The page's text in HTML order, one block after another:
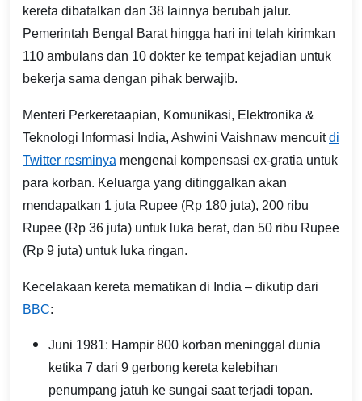
kereta dibatalkan dan 38 lainnya berubah jalur.
Pemerintah Bengal Barat hingga hari ini telah kirimkan
110 ambulans dan 10 dokter ke tempat kejadian untuk
bekerja sama dengan pihak berwajib.
Menteri Perkeretaapian, Komunikasi, Elektronika &
Teknologi Informasi India, Ashwini Vaishnaw mencuitdi
Twitter resminya mengenai kompensasi ex-gratia untuk
para korban. Keluarga yang ditinggalkan akan
mendapatkan 1 juta Rupee (Rp 180 juta), 200 ribu
Rupee (Rp 36 juta) untuk luka berat, dan 50 ribu Rupee
(Rp 9 juta) untuk luka ringan.
Kecelakaan kereta mematikan di India – dikutip dari
BBC:
Juni 1981: Hampir 800 korban meninggal dunia
ketika 7 dari 9 gerbong kereta kelebihan
penumpang jatuh ke sungai saat terjadi topan.